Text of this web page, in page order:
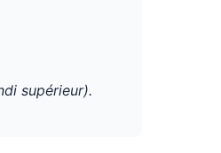
supérieur).